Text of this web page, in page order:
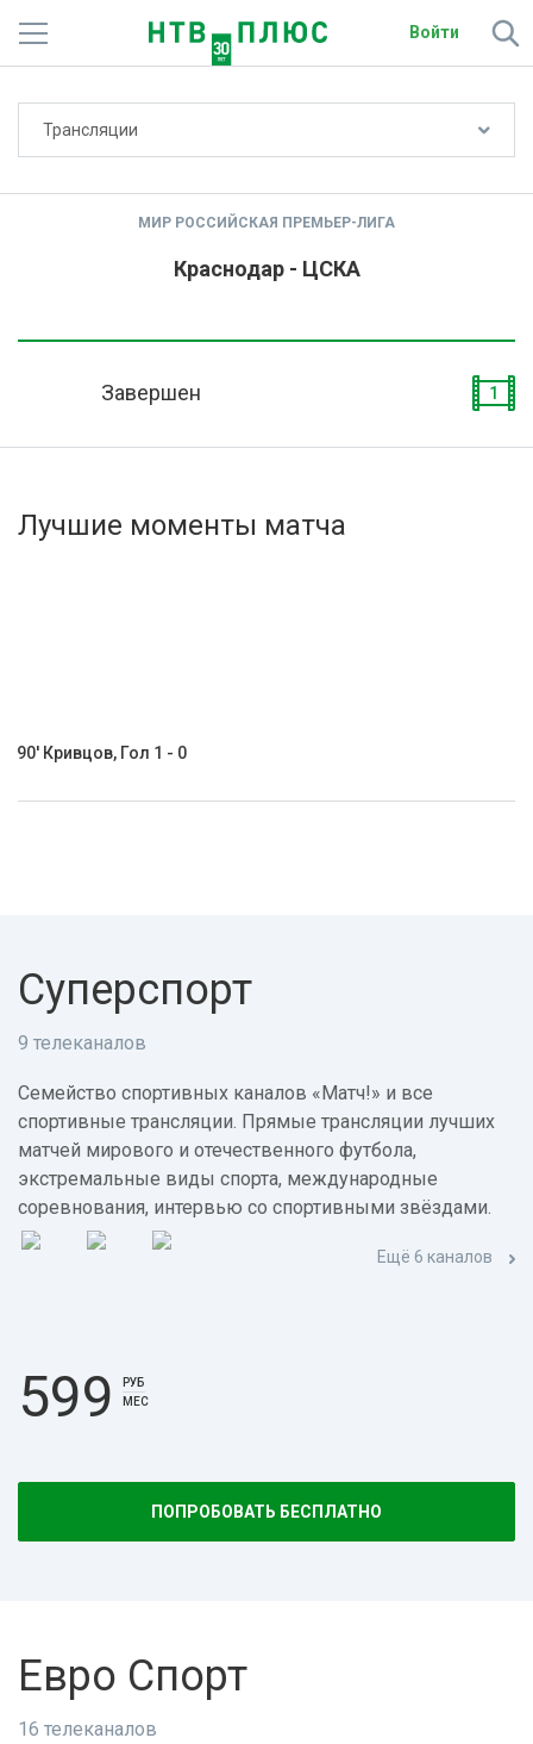
Войти
Активировать промокод
Трансляции
МИР РОССИЙСКАЯ ПРЕМЬЕР-ЛИГА
Краснодар - ЦСКА
Завершен 1
Лучшие моменты матча
90' Кривцов, Гол 1 - 0
Суперспорт
9 телеканалов
Семейство спортивных каналов «Матч!» и все
спортивные трансляции. Прямые трансляции лучших
матчей мирового и отечественного футбола,
экстремальные виды спорта, международные
соревнования, интервью со спортивными звёздами.
Ещё 6 каналов
599
РУБ
МЕС
ПОПРОБОВАТЬ БЕСПЛАТНО
Евро Спорт
16 телеканалов